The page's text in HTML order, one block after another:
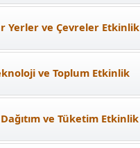
Yerler ve Çevreler Etkinlik
ve Toplum Etkinlik
ve Tüketim Etkinlik